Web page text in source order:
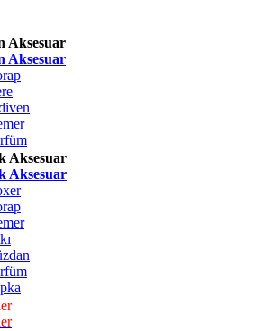
Aksesuar
Aksesuar
Aksesuar
Aksesuar